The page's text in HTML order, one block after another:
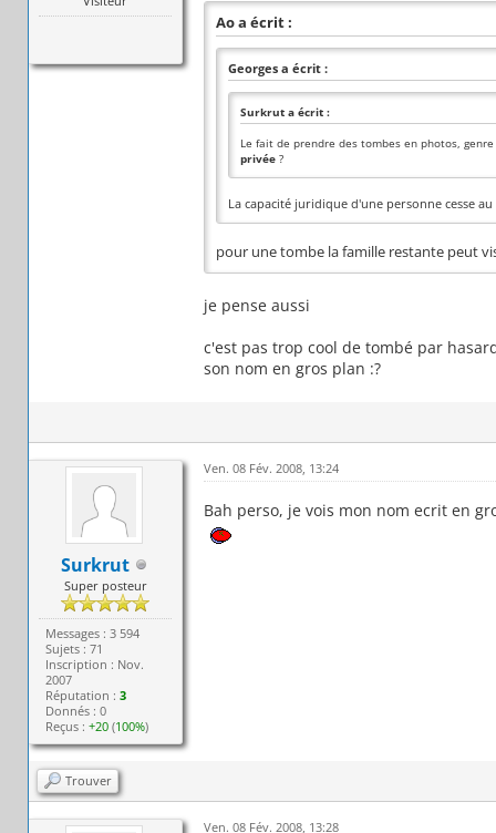
Ao a écrit :
Georges a écrit :
Surkrut a écrit :
Le fait de prendre des tombes en photos,
privée?
La capacité juridique d'une personne cesse
pour une tombe la famille restante peut
je pense aussi
c'est pas trop cool de tombé par
son nom en gros plan :?
Surkrut
Super posteur
Messages : 3 594
Sujets : 71
Inscription : Nov.
2007
Réputation :3
Donnés : 0
Reçus :+20 (100%)
Ven. 08 Fév. 2008, 13:24
Bah perso, je vois mon nom ecrit en
Trouver
Ven. 08 Fév. 2008, 13:28